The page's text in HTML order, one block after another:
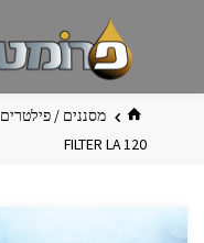
בית מסננים / פילטרים
FILTER LA 120